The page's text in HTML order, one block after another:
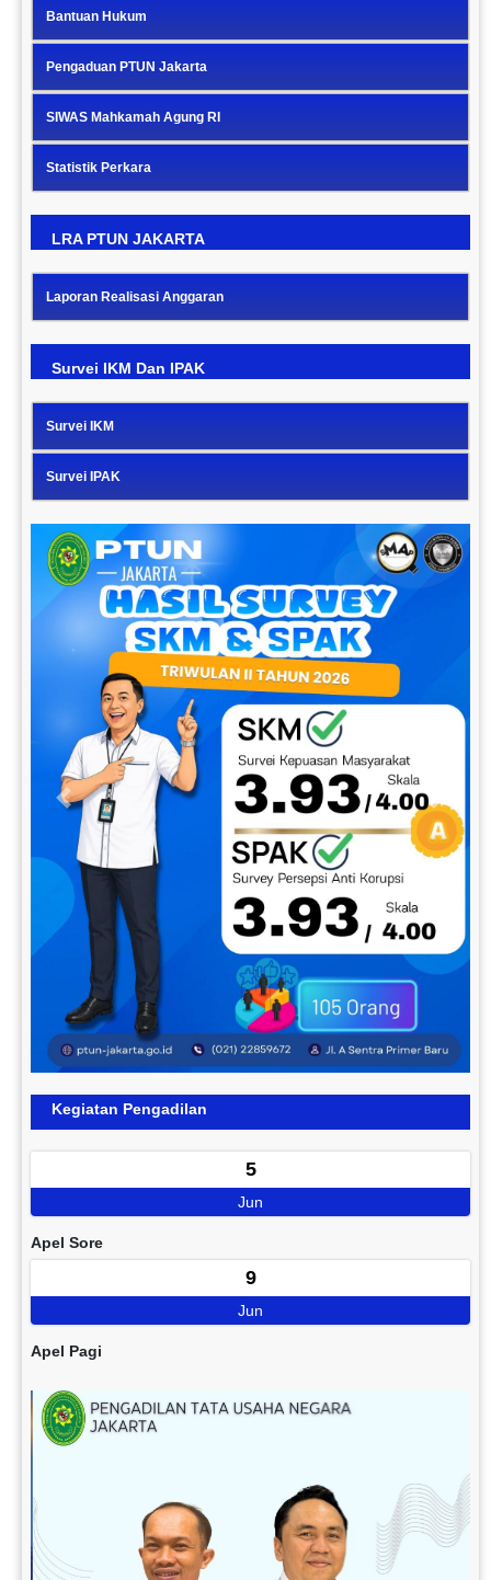
Bantuan Hukum
Pengaduan PTUN Jakarta
SIWAS Mahkamah Agung RI
Statistik Perkara
LRA PTUN JAKARTA
Laporan Realisasi Anggaran
Survei IKM Dan IPAK
Survei IKM
Survei IPAK
Previous Next
Kegiatan Pengadilan
5
Jun
Apel Sore
9
Jun
Apel Pagi